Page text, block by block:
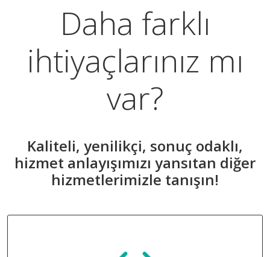
Daha farklı
ihtiyaçlarınız mı
var?
Kaliteli, yenilikçi, sonuç odaklı,
hizmet anlayışımızı yansıtan diğer
hizmetlerimizle tanışın!